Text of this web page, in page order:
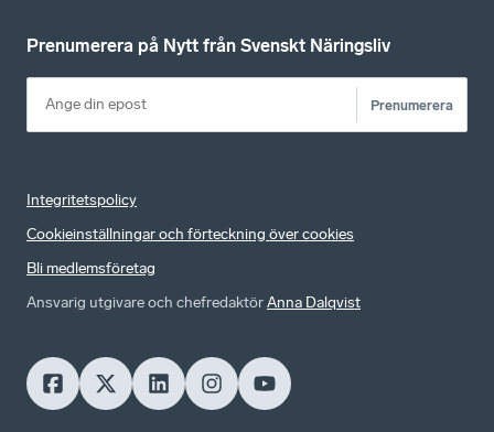
Prenumerera på Nytt från Svenskt Näringsliv
Prenumerera
Integritetspolicy
Cookieinställningar och förteckning över cookies
Bli medlemsföretag
Ansvarig utgivare och chefredaktörAnna Dalqvist